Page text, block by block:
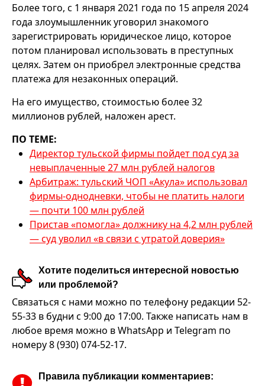
Более того, с 1 января 2021 года по 15 апреля 2024
года злоумышленник уговорил знакомого
зарегистрировать юридическое лицо, которое
потом планировал использовать в преступных
целях. Затем он приобрел электронные средства
платежа для незаконных операций.
На его имущество, стоимостью более 32
миллионов рублей, наложен арест.
ПО ТЕМЕ:
Директор тульской фирмы пойдет под суд за
невыплаченные 27 млн рублей налогов
Арбитраж: тульский ЧОП «Акула» использовал
фирмы-однодневки, чтобы не платить налоги
— почти 100 млн рублей
Пристав «помогла» должнику на 4,2 млн рублей
— суд уволил «в связи с утратой доверия»
Хотите поделиться интересной новостью
или проблемой?
Связаться с нами можно по телефону редакции 52-
55-33 в будни с 9:00 до 17:00. Также написать нам в
любое время можно в WhatsApp и Telegram по
номеру 8 (930) 074-52-17.
Правила публикации комментариев: